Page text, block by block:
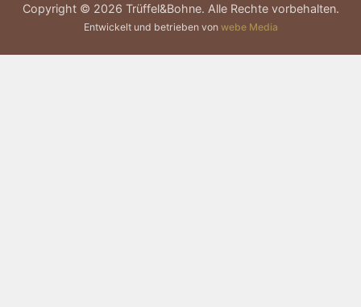
Copyright © 2026 Trüffel&Bohne. Alle Rechte vorbehalten.
Entwickelt und betrieben von webe Media